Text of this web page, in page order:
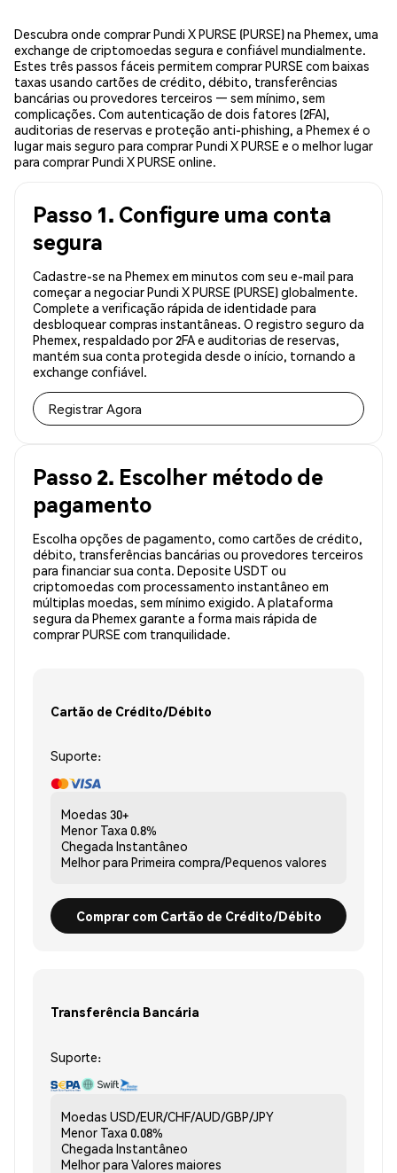
Descubra onde comprar Pundi X PURSE (PURSE) na Phemex, uma
exchange de criptomoedas segura e confiável mundialmente.
Estes três passos fáceis permitem comprar PURSE com baixas
taxas usando cartões de crédito, débito, transferências
bancárias ou provedores terceiros — sem mínimo, sem
complicações. Com autenticação de dois fatores (2FA),
auditorias de reservas e proteção anti-phishing, a Phemex é o
lugar mais seguro para comprar Pundi X PURSE e o melhor lugar
para comprar Pundi X PURSE online.
Passo 1. Configure uma conta
segura
Cadastre-se na Phemex em minutos com seu e-mail para
começar a negociar Pundi X PURSE (PURSE) globalmente.
Complete a verificação rápida de identidade para
desbloquear compras instantâneas. O registro seguro da
Phemex, respaldado por 2FA e auditorias de reservas,
mantém sua conta protegida desde o início, tornando a
exchange confiável.
Registrar Agora
Passo 2. Escolher método de
pagamento
Escolha opções de pagamento, como cartões de crédito,
débito, transferências bancárias ou provedores terceiros
para financiar sua conta. Deposite USDT ou
criptomoedas com processamento instantâneo em
múltiplas moedas, sem mínimo exigido. A plataforma
segura da Phemex garante a forma mais rápida de
comprar PURSE com tranquilidade.
Cartão de Crédito/Débito
Suporte:
Moedas 30+
Menor Taxa 0.8%
Chegada Instantâneo
Melhor para Primeira compra/Pequenos valores
Comprar com Cartão de Crédito/Débito
Transferência Bancária
Suporte:
Moedas USD/EUR/CHF/AUD/GBP/JPY
Menor Taxa 0.08%
Chegada Instantâneo
Melhor para Valores maiores